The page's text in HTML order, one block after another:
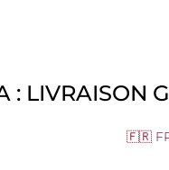
: LIVRAISON
🇫🇷